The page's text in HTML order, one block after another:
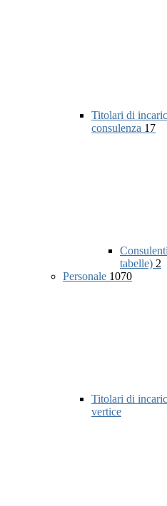
Titolari di
consulenza 17
tabelle) 2
Personale 1070
Titolari di
vertice